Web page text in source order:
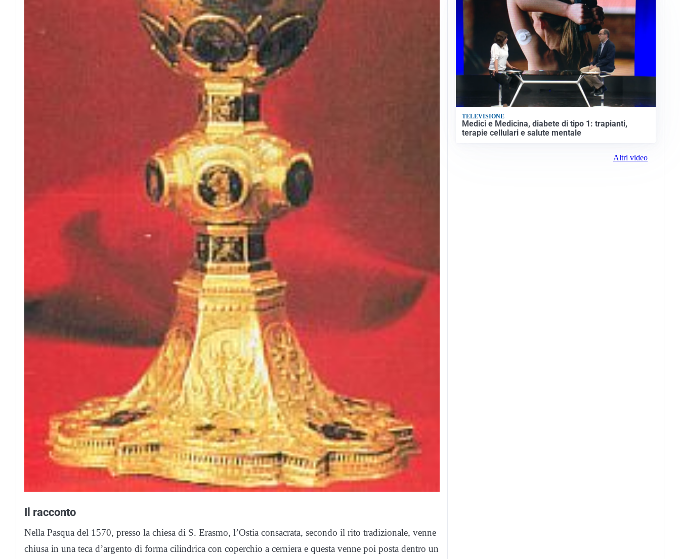
Il racconto
Nella Pasqua del 1570, presso la chiesa di S. Erasmo, l’Ostia consacrata, secondo il rito tradizionale, venne
chiusa in una teca d’argento di forma cilindrica con coperchio a cerniera e questa venne poi posta dentro un
TELEVISIONE
Medici e Medicina, diabete di tipo 1: trapianti,
terapie cellulari e salute mentale
Altri video